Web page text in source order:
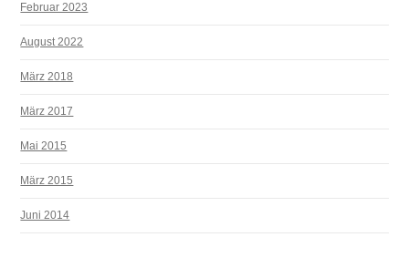
Februar 2023
August 2022
März 2018
März 2017
Mai 2015
März 2015
Juni 2014